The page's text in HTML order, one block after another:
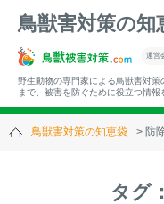
鳥獣害対策の知
運営
野生動物の専門家による鳥獣害対
まで、被害を防ぐために役立つ情報
▼キーワードから記事を
鳥獣害対策の知恵袋 防
タグ